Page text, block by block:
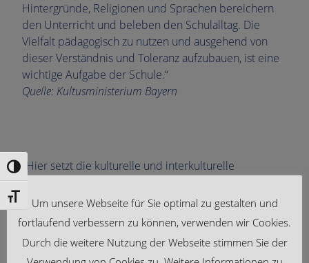
Umschalten auf hohe Kontraste
Schrift vergrößern
Hintergründe, Religionen und Sprachen bereichern
den Unterricht und beleben den Schulalltag. Die
Vielfalt pädagogisch zu nutzen und ausgehend von
dieser Verständnis und Toleranz aufzubauen, ist eine
wichtige Aufgabe der Schule.“
Quelle: Kultusministerium Bayern
„Hier setzt die kulturelle und interkulturelle
Erziehung, für die im Rahmen der Deutschklassen ein
eigenes Fach Kulturelle Bildung und Werteerziehung
eingerichtet wurde, an, die das Kennenlernen der
unterschiedlichen Kulturen, gegenseitige Toleranz
und Akzeptanz sowie weitergehendes Verständnis im
Um unsere Webseite für Sie optimal zu gestalten und
fortlaufend verbessern zu können, verwenden wir Cookies.
Durch die weitere Nutzung der Webseite stimmen Sie der